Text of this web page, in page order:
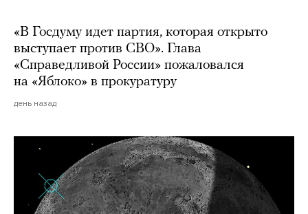
«В Госдуму идет партия, которая открыто
выступает против СВО». Глава
«Справедливой России» пожаловался
на «Яблоко» в прокуратуру
день назад